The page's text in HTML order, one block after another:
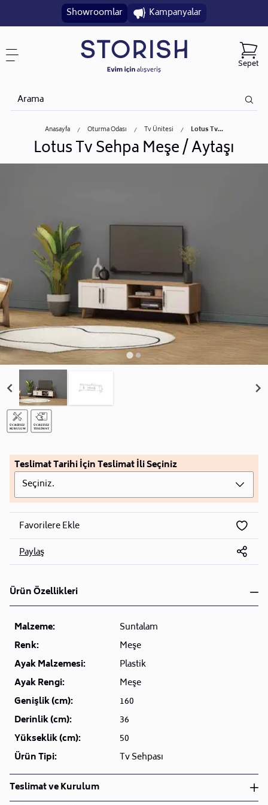
Showroomlar Kampanyalar
Sepet
Anasayfa Oturma Odası Tv Ünitesi Lotus Tv...
Lotus Tv Sehpa Meşe / Aytaşı
Teslimat Tarihi İçin Teslimat İli Seçiniz
Seçiniz.
Favorilere Ekle
Paylaş
Ürün Özellikleri
Malzeme:
Suntalam
Renk:
Meşe
Ayak Malzemesi:
Plastik
Ayak Rengi:
Meşe
Genişlik (cm):
160
Derinlik (cm):
36
Yükseklik (cm):
50
Ürün Tipi:
Tv Sehpası
Teslimat ve Kurulum